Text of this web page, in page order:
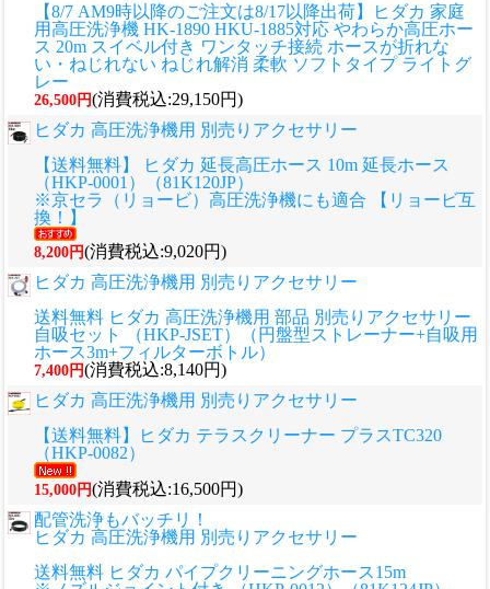
【8/7 AM9時以降のご注文は8/17以降出荷】ヒダカ 家庭
用高圧洗浄機 HK-1890 HKU-1885対応 やわらか高圧ホー
ス 20m スイベル付き ワンタッチ接続 ホースが折れな
い・ねじれない ねじれ解消 柔軟 ソフトタイプ ライトグ
レー
26,500円(消費税込:29,150円)
ヒダカ 高圧洗浄機用 別売りアクセサリー
【送料無料】 ヒダカ 延長高圧ホース 10m 延長ホース
（HKP-0001）（81K120JP）
※京セラ（リョービ）高圧洗浄機にも適合 【リョービ互
換！】
8,200円(消費税込:9,020円)
ヒダカ 高圧洗浄機用 別売りアクセサリー
送料無料 ヒダカ 高圧洗浄機用 部品 別売りアクセサリー
自吸セット （HKP-JSET）（円盤型ストレーナー+自吸用
ホース3m+フィルターボトル）
7,400円(消費税込:8,140円)
ヒダカ 高圧洗浄機用 別売りアクセサリー
【送料無料】ヒダカ テラスクリーナー プラスTC320
（HKP-0082）
15,000円(消費税込:16,500円)
配管洗浄もバッチリ！
ヒダカ 高圧洗浄機用 別売りアクセサリー
送料無料 ヒダカ パイプクリーニングホース15m